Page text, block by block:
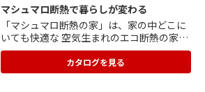
マシュマロ断熱で暮らしが変わる
「マシュマロ断熱の家」は、家の中どこに
いても快適な 空気生まれのエコ断熱の家で
す。 従来の断熱材と異なり、現場で断熱材
を形成する 現場発泡ウレタンフォームで
す。 形成された断熱材の内部は空気の泡な
カタログを見る